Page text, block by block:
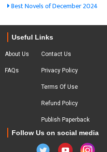
Best Novels of December 2024
Useful Links
About Us
FAQs
Contact Us
Privacy Policy
Terms Of Use
Refund Policy
Publish Paperback
Follow Us on social media